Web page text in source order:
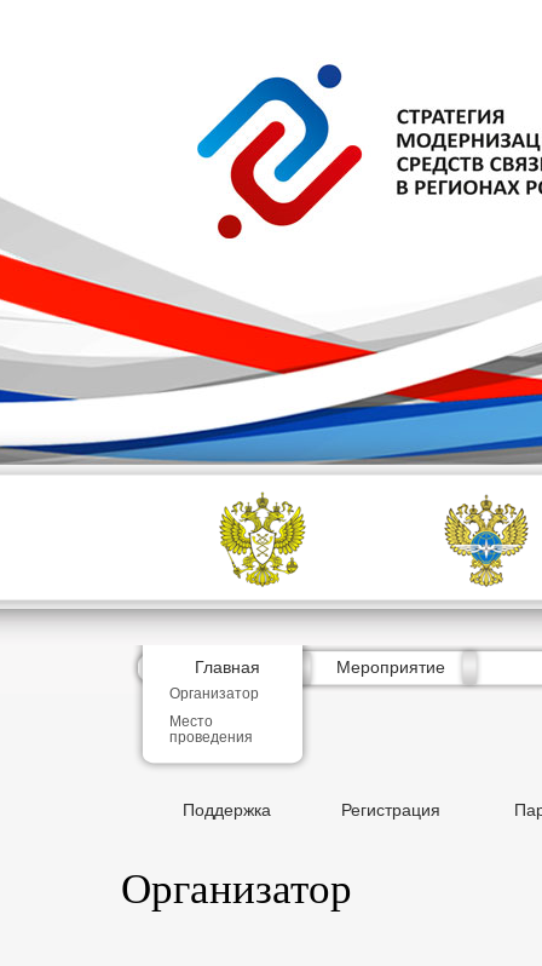
Главная Мероприятие
Организатор
Место
проведения
Поддержка Регистрация
Организатор